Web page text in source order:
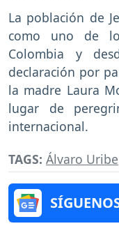
La población de
como uno de
Colombia y
declaración por
la madre Laura
lugar de
internacional.
TAGS: Álvaro Uribe